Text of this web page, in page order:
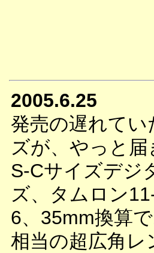
2005.6.25
発売の遅れてい
ズが、やっと
S-Cサイズデジ
ズ、タムロン
6、35mm換算
相当の超広角レ